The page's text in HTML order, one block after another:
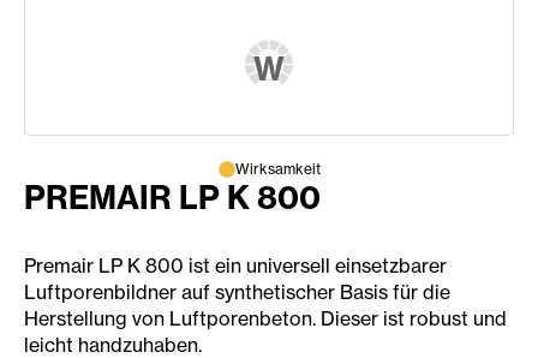
W
Wirksamkeit
PREMAIR LP K 800
Premair LP K 800 ist ein universell einsetzbarer
Luftporenbildner auf synthetischer Basis für die
Herstellung von Luftporenbeton. Dieser ist robust und
leicht handzuhaben.